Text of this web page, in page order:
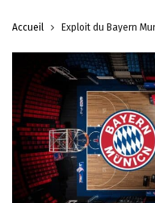
Accueil Exploit du Bayern